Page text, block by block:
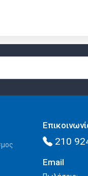
210
Email